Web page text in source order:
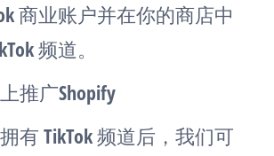
商业账户并在你的商店中
频道。
推广Shopify
有 TikTok 频道后，我们可